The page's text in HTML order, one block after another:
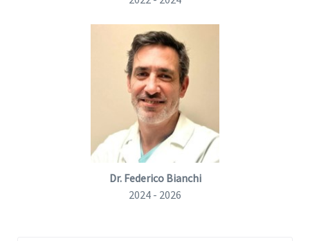
Dr. Federico Bianchi
2024 - 2026